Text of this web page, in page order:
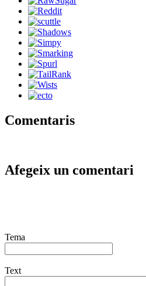
Comentaris
Afegeix un comentari
Tema
Text